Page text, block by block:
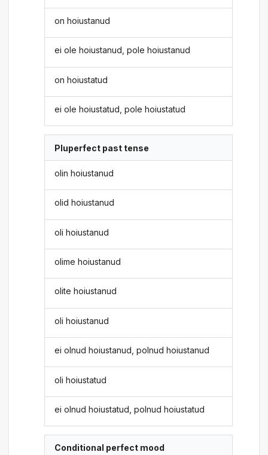
on hoiustanud
ei ole hoiustanud, pole hoiustanud
on hoiustatud
ei ole hoiustatud, pole hoiustatud
Pluperfect past tense
olin hoiustanud
olid hoiustanud
oli hoiustanud
olime hoiustanud
olite hoiustanud
oli hoiustanud
ei olnud hoiustanud, polnud hoiustanud
oli hoiustatud
ei olnud hoiustatud, polnud hoiustatud
Conditional perfect mood